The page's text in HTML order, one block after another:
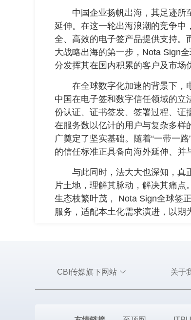
中国企业扬帆出海，其足迹所
延伸。在这一轮出海浪潮的竞争中
全、高效的电子签产品提供支持。
大战略出海的第一步，Nota Sign
分发挥其在国内积累的客户及市场
在全球数字化加速的背景下，电
中国在电子签和数字信任领域的立
份认证、证书签发、签署过程、证
在服务数以亿计的用户与复杂多样
广奠定了坚实基础。随着“一带一
的信任标准正具备向海外延伸、并
与此同时，法大大也深知，真
片土地，理解其脉动，解决其痛
生态枝繁叶茂， Nota Sign全球签
服务，适配本土化需求演进，以期
CBI传媒旗下网站 关于